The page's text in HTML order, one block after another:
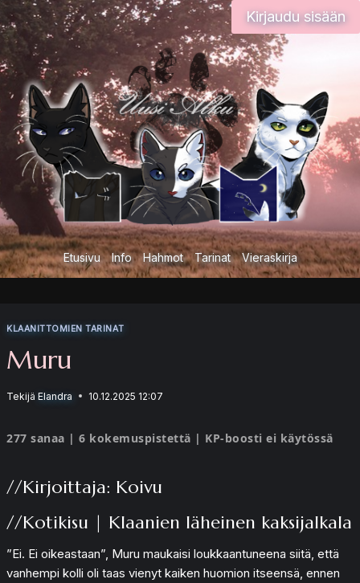
Siirry
sisältöön
Kirjaudu sisään
Etusivu Info Hahmot Tarinat Vieraskirja
KLAANITTOMIEN TARINAT
Muru
Tekijä Elandra 10.12.2025 12:07
277 sanaa | 6 kokemuspistettä | KP-boosti ei käytössä
//Kirjoittaja: Koivu
//Kotikisu | Klaanien läheinen kaksijalkala
”Ei. Ei oikeastaan”, Muru maukaisi loukkaantuneena siitä, että
vanhempi kolli oli taas vienyt kaiken huomion itseensä, ennen